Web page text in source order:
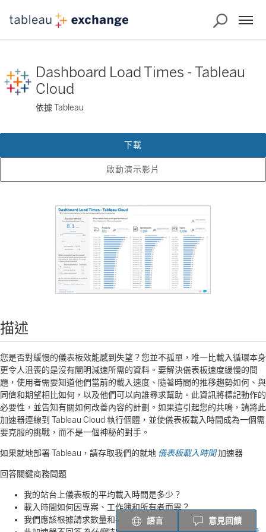
Dashboard Load Times - Tableau
Cloud
依據 Tableau
啟動演示影片
下載
描述
您是否對緩慢的儀表板效能感到失望？您並不孤單，唯一比載入循環本身
更令人沮喪的是沒有闡明減速所需的資料。要解決儀表板速度緩慢的問
題，使用者需要知道他們當前的載入速度、隨著時間的推移趨勢如何、與
同儕和期望相比如何，以及他們可以向誰尋求幫助。此資訊將標記動作的
必要性，並告知有關如何改善內容的計劃。如果這引起您的共鳴，請將此
加速器連線到 Tableau Cloud 執行個體，並使儀表板載入時間成為一個需
要克服的挑戰，而不是一個神秘的對手。
如果就地部署 Tableau，請存取我們的就地 儀表板載入時間加速器
回答關鍵商務問題
我的站台上儀表板的平均載入時間是多少？
載入時間如何因專案、工作簿和所有者而異？
我們應該根據請求數量和平均載入時間優先改善哪些儀表板？
語言 意見回饋